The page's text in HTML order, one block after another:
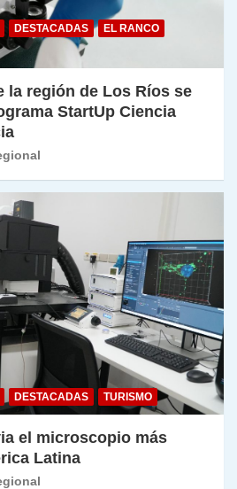
DESTACADAS
EL RANCO
la región de Los Ríos se
StartUp Ciencia
DESTACADAS TURISMO
el microscopio más
Latina